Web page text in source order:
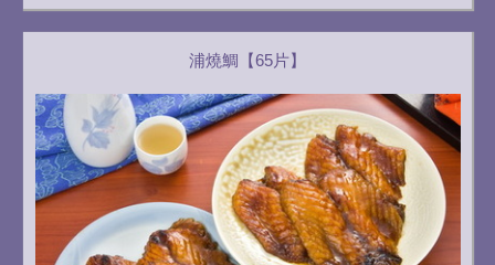
浦燒鯛【65片】